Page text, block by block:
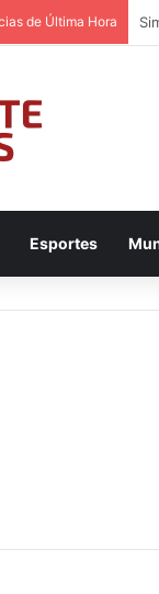
de Última Hora
Esportes